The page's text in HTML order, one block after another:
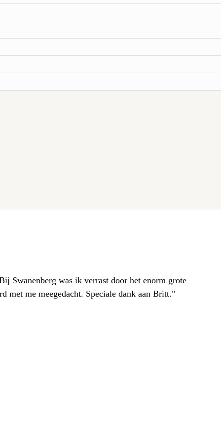
Swanenberg was ik verrast door het enorm grote
met me meegedacht. Speciale dank aan Britt."